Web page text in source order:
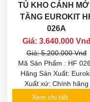
TỦ KHO CÁNH MỞ
TẦNG EUROKIT
026A
Giá: 3.640.000
Giá: 5.200.000 Vnđ
Mã Sản Phẩm : HF
Hãng Sản Xuất:
Xuất xứ: Chính hãng
Xem chi tiết